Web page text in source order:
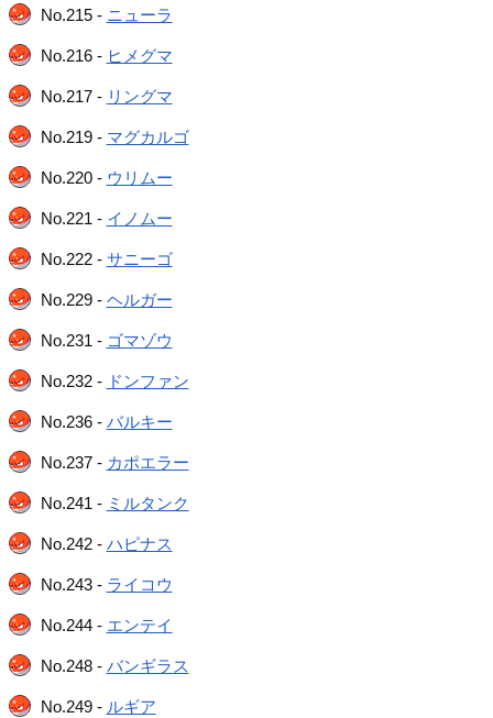
No.215 - ニューラ
No.216 - ヒメグマ
No.217 - リングマ
No.219 - マグカルゴ
No.220 - ウリムー
No.221 - イノムー
No.222 - サニーゴ
No.229 - ヘルガー
No.231 - ゴマゾウ
No.232 - ドンファン
No.236 - バルキー
No.237 - カポエラー
No.241 - ミルタンク
No.242 - ハピナス
No.243 - ライコウ
No.244 - エンテイ
No.248 - バンギラス
No.249 - ルギア